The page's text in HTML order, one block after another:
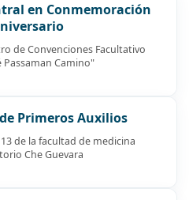
en Conmemoración
de Convenciones Facultativo
Passaman Camino"
Primeros Auxilios
de la facultad de medicina
Che Guevara